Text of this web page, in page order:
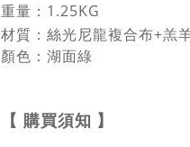
重量：1.25KG
材質：絲光尼龍複合布+羔
顏色：湖面綠
【 購買須知 】